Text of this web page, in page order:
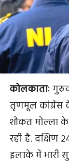
कोलकाता
तृणमूल कांग्रेस
शौकत मोल्ला के
रही है. दक्षिण
इलाके में भारी